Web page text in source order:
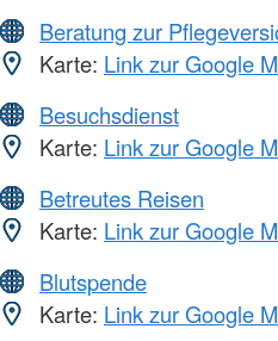
Beratung zur
Karte: Link zur Google
Besuchsdienst
Karte: Link zur Google
Betreutes Reisen
Karte: Link zur Google
Blutspende
Karte: Link zur Google